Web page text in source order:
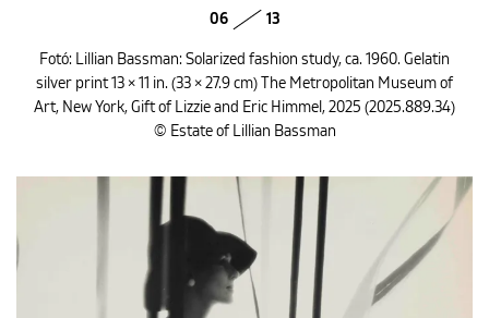
06 13
Fotó: Lillian Bassman: Solarized fashion study, ca. 1960. Gelatin
silver print 13 × 11 in. (33 × 27.9 cm) The Metropolitan Museum of
Art, New York, Gift of Lizzie and Eric Himmel, 2025 (2025.889.34)
© Estate of Lillian Bassman